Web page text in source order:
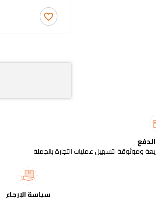
favorite_border
وموثوقة لتسهيل عمليات التجارة بالجملة
سياسة الإرجاع